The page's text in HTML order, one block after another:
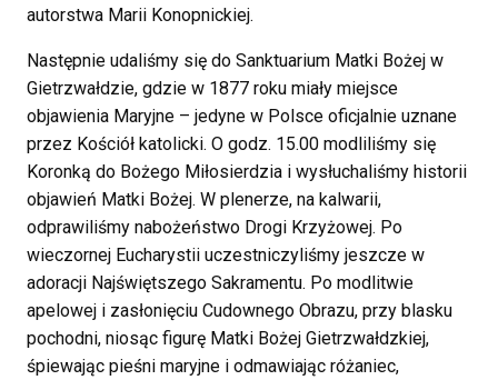
autorstwa Marii Konopnickiej.
Następnie udaliśmy się do Sanktuarium Matki Bożej w
Gietrzwałdzie, gdzie w 1877 roku miały miejsce
objawienia Maryjne – jedyne w Polsce oficjalnie uznane
przez Kościół katolicki. O godz. 15.00 modliliśmy się
Koronką do Bożego Miłosierdzia i wysłuchaliśmy historii
objawień Matki Bożej. W plenerze, na kalwarii,
odprawiliśmy nabożeństwo Drogi Krzyżowej. Po
wieczornej Eucharystii uczestniczyliśmy jeszcze w
adoracji Najświętszego Sakramentu. Po modlitwie
apelowej i zasłonięciu Cudownego Obrazu, przy blasku
pochodni, niosąc figurę Matki Bożej Gietrzwałdzkiej,
śpiewając pieśni maryjne i odmawiając różaniec,